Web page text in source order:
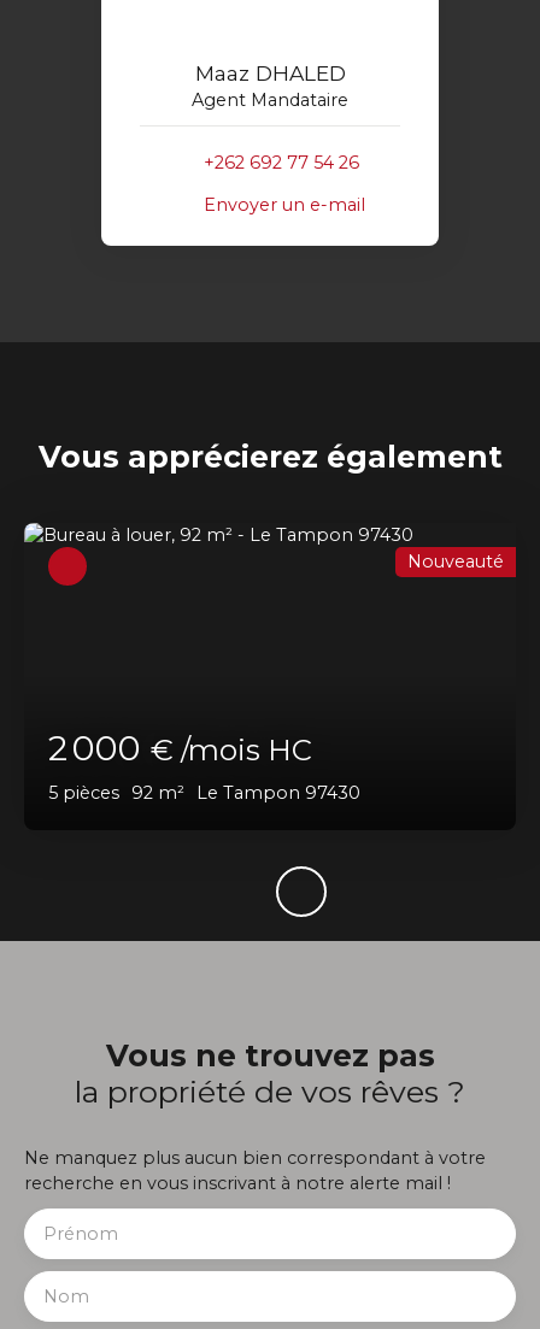
Maaz DHALED
Agent Mandataire
+262 692 77 54 26
Envoyer un e-mail
Vous apprécierez également
2 000 € /mois HC
5 pièces 92 m² Le Tampon 97430
Nouveauté
Vous ne trouvez pas
la propriété de vos rêves ?
Ne manquez plus aucun bien correspondant à votre
recherche en vous inscrivant à notre alerte mail !
Prénom
Nom